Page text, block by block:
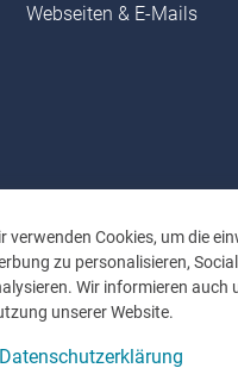
verwenden Cookies, um die
zu personalisieren,
Wir informieren auch
unserer Website.
Datenschutzerklärung
Webseiten & E-Mails